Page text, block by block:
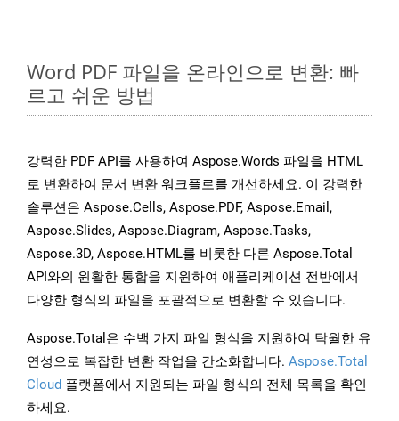
Word PDF 파일을 온라인으로 변환: 빠
르고 쉬운 방법
강력한 PDF API를 사용하여 Aspose.Words 파일을 HTML
로 변환하여 문서 변환 워크플로를 개선하세요. 이 강력한
솔루션은 Aspose.Cells, Aspose.PDF, Aspose.Email,
Aspose.Slides, Aspose.Diagram, Aspose.Tasks,
Aspose.3D, Aspose.HTML를 비롯한 다른 Aspose.Total
API와의 원활한 통합을 지원하여 애플리케이션 전반에서
다양한 형식의 파일을 포괄적으로 변환할 수 있습니다.
Aspose.Total은 수백 가지 파일 형식을 지원하여 탁월한 유
연성으로 복잡한 변환 작업을 간소화합니다. Aspose.Total
Cloud 플랫폼에서 지원되는 파일 형식의 전체 목록을 확인
하세요.